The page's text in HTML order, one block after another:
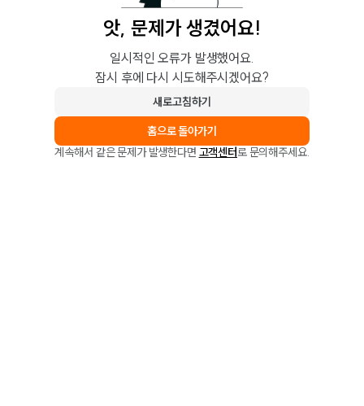
앗, 문제가 생겼어요!
일시적인 오류가 발생했어요.
잠시 후에 다시 시도해주시겠어요?
새로고침하기
홈으로 돌아가기
계속해서 같은 문제가 발생한다면 고객센터로 문의해주세요.